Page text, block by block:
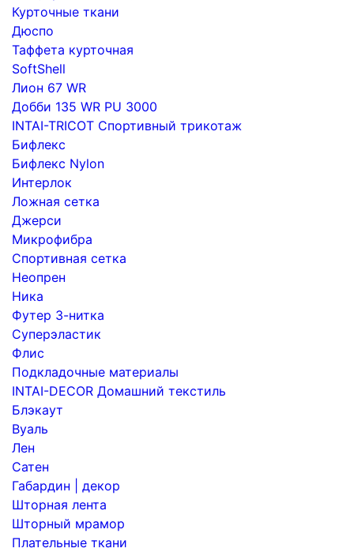
Курточные ткани
Дюспо
Таффета курточная
SoftShell
Лион 67 WR
Добби 135 WR PU 3000
INTAI-TRICOT Спортивный трикотаж
Бифлекс
Бифлекс Nylon
Интерлок
Ложная сетка
Джерси
Микрофибра
Спортивная сетка
Неопрен
Ника
Футер 3-нитка
Суперэластик
Флис
Подкладочные материалы
INTAI-DECOR Домашний текстиль
Блэкаут
Вуаль
Лен
Сатен
Габардин | декор
Шторная лента
Шторный мрамор
Плательные ткани